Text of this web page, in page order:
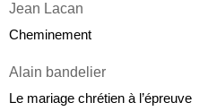
Jean Lacan
Cheminement
Alain bandelier
Le mariage chrétien à l’épreuve